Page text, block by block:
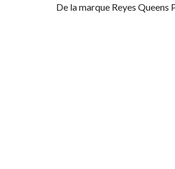
De la marque Reyes Queens